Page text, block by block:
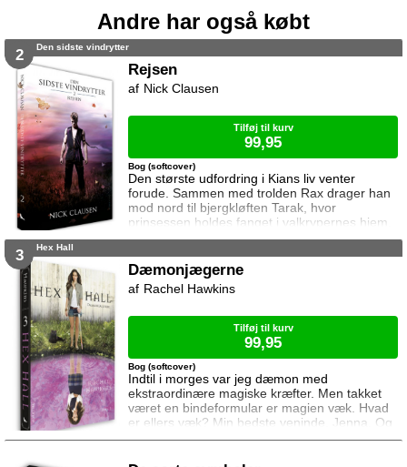
Andre har også købt
2 Den sidste vindrytter
Rejsen
Den største udfordring i Kians liv venter
forude. Sammen med trolden Rax drager han
mod nord til bjergkløften Tarak, hvor
prinsessen holdes fanget i valkrypernes hjem.
Undervejs knytter de to et særpræget
overlevelse i en verden hvor ting sjældent er
hvad de giver sig ud for, og hvor farerne lurer
for hvert skridt.
Bog (softcover)
Nick Clausen
Tilføj til kurv
99,95
3 Hex Hall
Dæmonjægerne
Indtil i morges var jeg dæmon med
ekstraordinære magiske kræfter. Men takket
været en bindeformular er magien væk. Hvad
er ellers væk? Min bedste veninde, Jenna. Og
min far. Og Archer, den fyr jeg er forelsket i.
Bog (softcover)
Rachel Hawkins
Tilføj til kurv
99,95